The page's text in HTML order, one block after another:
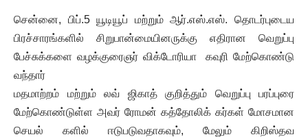
சென்னை, பிப்.5 யூடியூப் மற்றும் ஆர்.எஸ்.எஸ். தொடர்புடைய
பிரச்சாரங்களில் சிறுபான்மையினருக்கு எதிரான வெறுப்பு
பேச்சுக்களை வழக்குரைஞர் விக்டோரியா கவுரி மேற்கொண்டு
வந்தார்
மதமாற்றம் மற்றும் லவ் ஜிகாத் குறித்தும் வெறுப்பு பரப்புரை
மேற்கொண்டுள்ள அவர் ரோமன் கத்தோலிக் கர்கள் மோசமான
செயல் களில் ஈடுபடுவதாகவும், மேலும் கிறிஸ்தவ